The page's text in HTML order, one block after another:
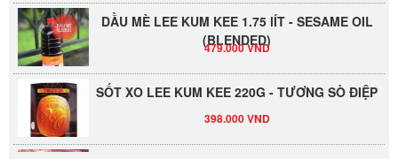
DẦU MÈ LEE KUM KEE 1.75 lÍT - SESAME OIL
(BLENDED)
479.000 VND
SỐT XO LEE KUM KEE 220G - TƯƠNG SÒ ĐIỆP